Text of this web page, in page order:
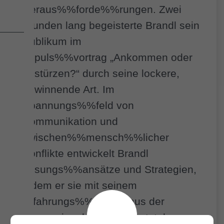
Heraus%%forde%%rungen. Zwei
Stunden lang begeisterte Brandl sein
Publikum im
Impuls%%vortrag „Ankommen oder
abstürzen?“ durch seine lockere,
gewinnende Art. Im
Spannungs%%feld von
Kommunikation und
zwischen%%mensch%%licher
Konflikte entwickelt Brandl
Lösungs%%ansätze und Strategien,
indem er sie mit seinem
Erfahrungs%%schatz aus der
Fliegerei verknüpft. So entstehen